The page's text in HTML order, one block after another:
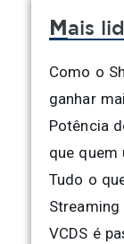
Mais
Como o
ganhar
Potência
que quem
Tudo o
Streaming
VCDS é